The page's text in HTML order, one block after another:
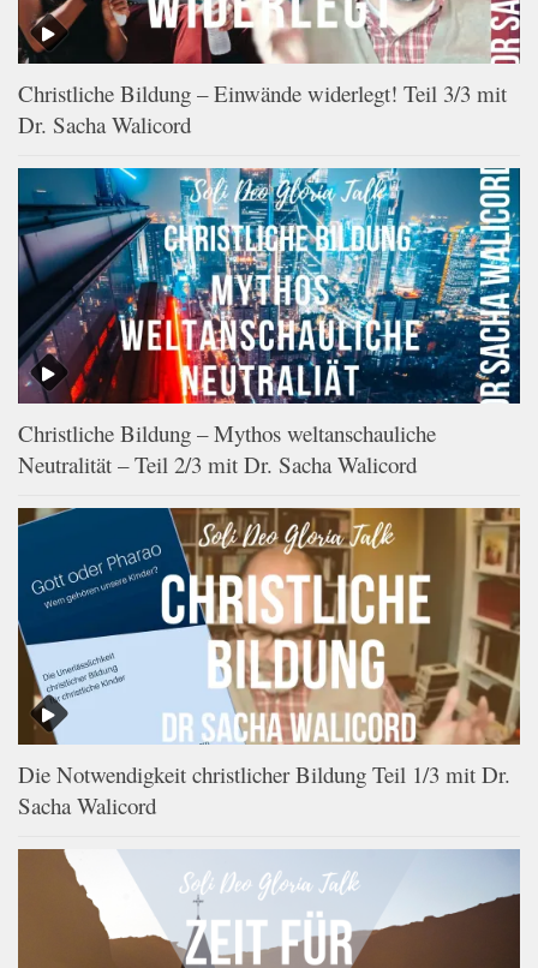
Christliche Bildung – Einwände widerlegt! Teil 3/3 mit
Dr. Sacha Walicord
Christliche Bildung – Mythos weltanschauliche
Neutralität – Teil 2/3 mit Dr. Sacha Walicord
Die Notwendigkeit christlicher Bildung Teil 1/3 mit Dr.
Sacha Walicord